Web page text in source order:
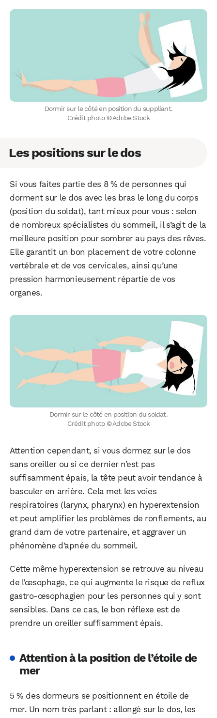
Dormir sur le côté en position du suppliant.
Crédit photo © Adobe Stock
Les positions sur le dos
Si vous faites partie des 8 % de personnes qui
dorment sur le dos avec les bras le long du corps
(position du soldat), tant mieux pour vous : selon
de nombreux spécialistes du sommeil, il s’agit de la
meilleure position pour sombrer au pays des rêves.
Elle garantit un bon placement de votre colonne
vertébrale et de vos cervicales, ainsi qu’une
pression harmonieusement répartie de vos
organes.
Dormir sur le côté en position du soldat.
Crédit photo © Adobe Stock
Attention cependant, si vous dormez sur le dos
sans oreiller ou si ce dernier n’est pas
suffisamment épais, la tête peut avoir tendance à
basculer en arrière. Cela met les voies
respiratoires (larynx, pharynx) en hyperextension
et peut amplifier les problèmes de ronflements, au
grand dam de votre partenaire, et aggraver un
phénomène d’apnée du sommeil.
Cette même hyperextension se retrouve au niveau
de l’œsophage, ce qui augmente le risque de reflux
gastro-œsophagien pour les personnes qui y sont
sensibles. Dans ce cas, le bon réflexe est de
prendre un oreiller suffisamment épais.
Attention à la position de l’étoile de
mer
5 % des dormeurs se positionnent en étoile de
mer. Un nom très parlant : allongé sur le dos, les